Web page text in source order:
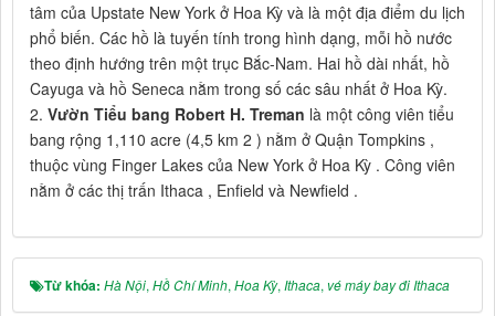
tâm của Upstate New York ở Hoa Kỳ và là một địa điểm du lịch
phổ biến. Các hồ là tuyến tính trong hình dạng, mỗi hồ nước
theo định hướng trên một trục Bắc-Nam. Hai hồ dài nhất, hồ
Cayuga và hồ Seneca nằm trong số các sâu nhất ở Hoa Kỳ.
2. Vườn Tiểu bang Robert H. Treman là một công viên tiểu
bang rộng 1,110 acre (4,5 km 2 ) nằm ở Quận Tompkins ,
thuộc vùng Finger Lakes của New York ở Hoa Kỳ . Công viên
nằm ở các thị trấn Ithaca , Enfield và Newfield .
Từ khóa: Hà Nội, Hồ Chí Minh, Hoa Kỳ, Ithaca, vé máy bay đi Ithaca